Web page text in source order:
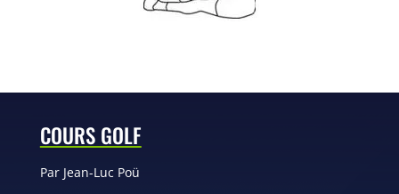
COURS GOLF
Par Jean-Luc Poü